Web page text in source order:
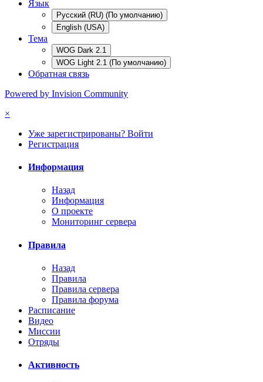
Язык
Русский (RU) (По умолчанию)
English (USA)
Тема
WOG Dark 2.1
WOG Light 2.1 (По умолчанию)
Обратная связь
Powered by Invision Community
×
Уже зарегистрированы? Войти
Регистрация
Информация
Назад
Информация
О проекте
Мониторинг сервера
Правила
Назад
Правила
Правила сервера
Правила форума
Расписание
Видео
Миссии
Отряды
Активность